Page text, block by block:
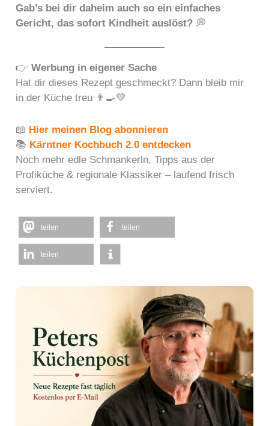
Gab’s bei dir daheim auch so ein einfaches
Gericht, das sofort Kindheit auslöst? 💭
👉Werbung in eigener Sache
Hat dir dieses Rezept geschmeckt? Dann bleib mir
in der Küche treu 👨‍🍳💚
📖 Hier meinen Blog abonnieren
📚 Kärntner Kochbuch 2.0 entdecken
Noch mehr edle Schmankerln, Tipps aus der
Profiküche & regionale Klassiker – laufend frisch
serviert.
teilen teilen
teilen